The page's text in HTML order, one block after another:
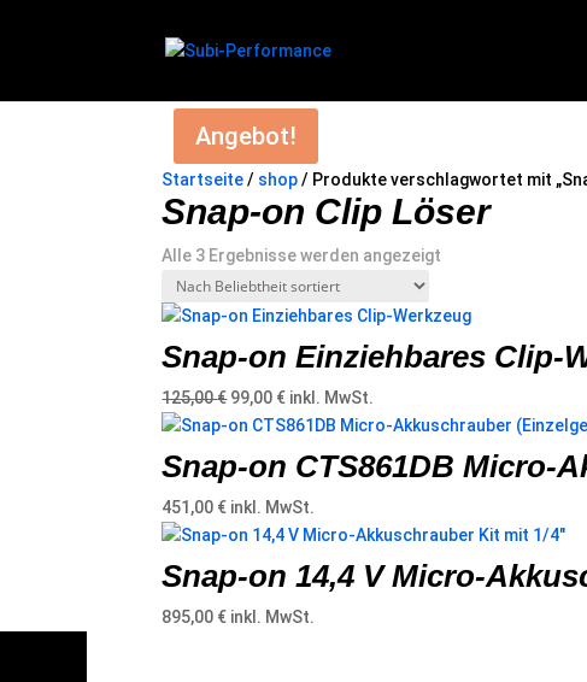
Startseite/ shop/ Produkte verschlagwortet mit
Snap-on Clip Löser
Alle 3 Ergebnisse werden angezeigt
sortiert
Angebot!
Snap-on Einziehbares Clip-
125,00€ Ursprünglicher
Preis
125,00 €
99,00 €Aktueller
Preis
ist:
99,00 €.
inkl. MwSt.
Snap-on CTS861DB Micro-
451,00 € inkl. MwSt.
Snap-on 14,4 V Micro-
895,00 € inkl. MwSt.